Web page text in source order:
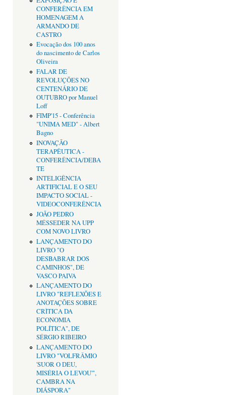
CONFERÊNCIA EM
HOMENAGEM A
ARMANDO DE
CASTRO
Evocação dos 100 anos
do nascimento de Carlos
Oliveira
FALAR DE
REVOLUÇÕES NO
CENTENÁRIO DE
OUTUBRO por Manuel
Loff
FIMP'15 - Conferência
"UNIMA MED" - Albert
Bagno
INOVAÇÃO
TERAPÊUTICA -
CONFERÊNCIA/DEBA
TE
INTELIGÊNCIA
ARTIFICIAL E O SEU
IMPACTO SOCIAL -
VIDEOCONFERÊNCIA
JOÃO PEDRO
MÉSSEDER NA UPP
COM NOVO LIVRO
LANÇAMENTO DO
LIVRO "O
DESBABRAR DOS
CAMINHOS", DE
VASCO PAIVA
LANÇAMENTO DO
LIVRO "REFLEXÕES E
ANOTAÇÕES SOBRE
CRÌTICA DA
ECONOMIA
POLÍTICA", DE
SÉRGIO RIBEIRO
LANÇAMENTO DO
LIVRO "VOLFRÂMIO
'SUOR O DEU,
MISÉRIA O LEVOU'",
CAMBRA NA
DIÁSPORA"